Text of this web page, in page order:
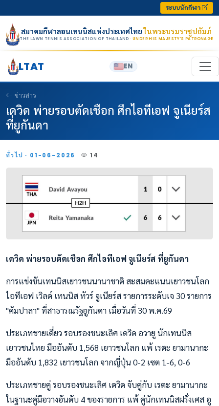
ระบบนักกีฬา
สมาคมกีฬาลอนเทนนิสแห่งประเทศไทยในพระบรมราชูปถัมภ์
THE LAWN TENNIS ASSOCIATION OF THAILAND · UNDER HIS MAJESTY’S PATRONAGE
LTAT EN
ข่าวสาร
เดวิด พ่ายรอบตัดเชือก ศึกไอทีเอฟ จูเนียร์ส
ที่ยูกันดา
ทั่วไป · 01-06-2026 14
เดวิด พ่ายรอบตัดเชือก ศึกไอทีเอฟ จูเนียร์ส ที่ยูกันดา
การแข่งขันเทนนิสเยาวชนนานาชาติ สะสมคะแนนเยาวชนโลก
ไอทีเอฟ เวิลด์ เทนนิส ทัวร์ จูเนียร์ส รายการระดับเจ 30 รายการ
"คัมปาลา" ที่สาธารณรัฐยูกันดา เมื่อวันที่ 30 พ.ค.69
ประเภทชายเดี่ยว รอบรองชนะเลิศ เดวิด อวายู นักเทนนิส
เยาวชนไทย มืออันดับ 1,568 เยาวชนโลก แพ้ เรตะ ยามานากะ
มืออันดับ 1,832 เยาวชนโลก จากญี่ปุ่น 0-2 เซต 1-6, 0-6
ประเภทชายคู่ รอบรองชนะเลิศ เดวิด จับคู่กับ เรตะ ยามานากะ
ในฐานะคู่มือวางอันดับ 4 ของรายการ แพ้ คู่นักเทนนิสฝรั่งเศส อู